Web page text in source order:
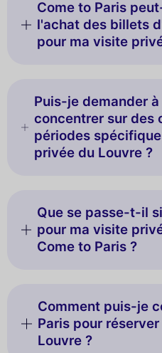
Come to Paris
l'achat des billets
pour ma visite
Puis-je demander
concentrer sur des
périodes
privée du Louvre ?
Que se passe-t-il
pour ma visite
Come to Paris ?
Comment puis-je
Paris pour
Louvre ?